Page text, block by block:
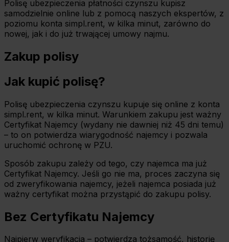
Polisę ubezpieczenia płatności czynszu kupisz
samodzielnie online lub z pomocą naszych ekspertów, z
poziomu konta simpl.rent, w kilka minut, zarówno do
nowej, jak i do już trwającej umowy najmu.
Zakup polisy
Jak kupić polisę?
Polisę ubezpieczenia czynszu kupuje się online z konta
simpl.rent, w kilka minut. Warunkiem zakupu jest ważny
Certyfikat Najemcy (wydany nie dawniej niż 45 dni temu)
– to on potwierdza wiarygodność najemcy i pozwala
uruchomić ochronę w PZU.
Sposób zakupu zależy od tego, czy najemca ma już
Certyfikat Najemcy. Jeśli go nie ma, proces zaczyna się
od zweryfikowania najemcy, jeżeli najemca posiada już
ważny certyfikat można przystąpić do zakupu polisy.
Bez Certyfikatu Najemcy
Najpierw weryfikacja – potwierdza tożsamość, historię